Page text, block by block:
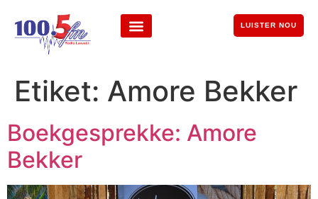
LUISTER NOU
Etiket: Amore Bekker
Boekgesprekke: Amore
Bekker